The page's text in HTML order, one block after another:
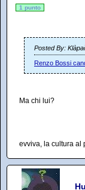
1 punto
Posted By:
Renzo Bossi
Ma chi lui?
evviva, la cultura al